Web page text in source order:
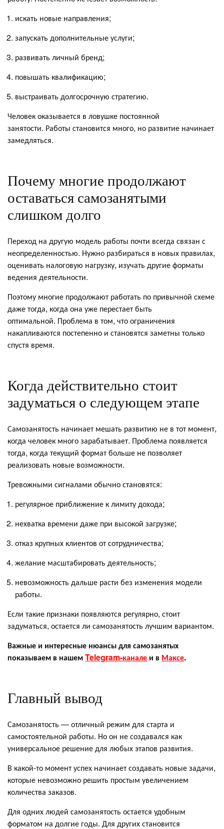
искать новые направления;
запускать дополнительные услуги;
развивать личный бренд;
повышать квалификацию;
выстраивать долгосрочную стратегию.
Человек оказывается в ловушке постоянной
занятости. Работы становится много, но развитие начинает
замедляться.
Почему многие продолжают
оставаться самозанятыми
слишком долго
Переход на другую модель работы почти всегда связан с
неопределенностью. Нужно разбираться в новых правилах,
оценивать налоговую нагрузку, изучать другие форматы
ведения деятельности.
Поэтому многие продолжают работать по привычной схеме
даже тогда, когда она уже перестает быть
оптимальной. Проблема в том, что ограничения
накапливаются постепенно и становятся заметны только
спустя время.
Когда действительно стоит
задуматься о следующем этапе
Самозанятость начинает мешать развитию не в тот момент,
когда человек много зарабатывает. Проблема появляется
тогда, когда текущий формат больше не позволяет
реализовать новые возможности.
Тревожными сигналами обычно становятся:
регулярное приближение к лимиту дохода;
нехватка времени даже при высокой загрузке;
отказ крупных клиентов от сотрудничества;
желание масштабировать деятельность;
невозможность дальше расти без изменения модели
работы.
Если такие признаки появляются регулярно, стоит
задуматься, остается ли самозанятость лучшим вариантом.
Важные и интересные нюансы для самозанятых
показываем в нашемTelegram-канале и в Максе.
Главный вывод
Самозанятость — отличный режим для старта и
самостоятельной работы. Но он не создавался как
универсальное решение для любых этапов развития.
В какой-то момент успех начинает создавать новые задачи,
которые невозможно решить простым увеличением
количества заказов.
Для одних людей самозанятость остается удобным
форматом на долгие годы. Для других становится